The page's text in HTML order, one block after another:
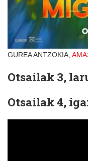
GUREA ANTZOKIA,
Otsailak 3,
Otsailak 4,